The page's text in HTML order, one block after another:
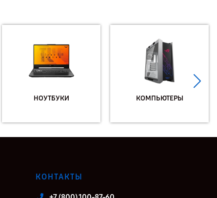
НОУТБУКИ КОМПЬЮТЕРЫ
КОНТАКТЫ